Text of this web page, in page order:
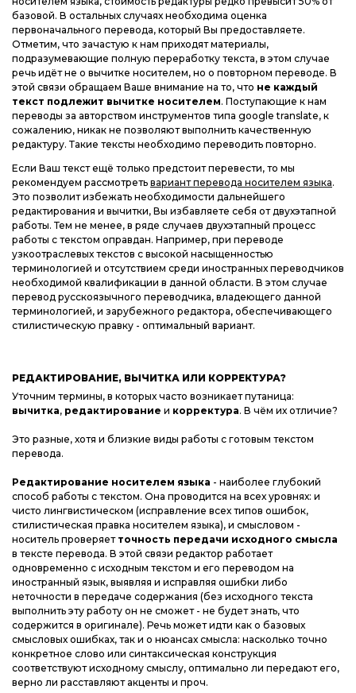
базовой. В остальных случаях необходима оценка
первоначального перевода, который Вы предоставляете.
Отметим, что зачастую к нам приходят материалы,
подразумевающие полную переработку текста, в этом случае
речь идёт не о вычитке носителем, но о повторном переводе. В
этой связи обращаем Ваше внимание на то, что не каждый
текст подлежит вычитке носителем. Поступающие к нам
переводы за авторством инструментов типа google translate, к
сожалению, никак не позволяют выполнить качественную
редактуру. Такие тексты необходимо переводить повторно.
Если Ваш текст ещё только предстоит перевести, то мы
рекомендуем рассмотреть вариант перевода носителем языка.
Это позволит избежать необходимости дальнейшего
редактирования и вычитки, Вы избавляете себя от двухэтапной
работы. Тем не менее, в ряде случаев двухэтапный процесс
работы с текстом оправдан. Например, при переводе
узкоотраслевых текстов с высокой насыщенностью
терминологией и отсутствием среди иностранных переводчиков
необходимой квалификации в данной области. В этом случае
перевод русскоязычного переводчика, владеющего данной
терминологией, и зарубежного редактора, обеспечивающего
стилистическую правку - оптимальный вариант.
РЕДАКТИРОВАНИЕ, ВЫЧИТКА ИЛИ КОРРЕКТУРА?
Уточним термины, в которых часто возникает путаница:
вычитка, редактирование и корректура. В чём их отличие?
Это разные, хотя и близкие виды работы с готовым текстом
перевода.
Редактирование носителем языка - наиболее глубокий
способ работы с текстом. Она проводится на всех уровнях: и
чисто лингвистическом (исправление всех типов ошибок,
стилиcтическая правка носителем языка), и смысловом -
носитель проверяет точность передачи исходного смысла
в тексте перевода. В этой связи редактор работает
одновременно с исходным текстом и его переводом на
иностранный язык, выявляя и исправляя ошибки либо
неточности в передаче содержания (без исходного текста
выполнить эту работу он не сможет - не будет знать, что
содержится в оригинале). Речь может идти как о базовых
смысловых ошибках, так и о нюансах смысла: насколько точно
конкретное слово или синтаксическая конструкция
соответствуют исходному смыслу, оптимально ли передают его,
верно ли расставляют акценты и проч.